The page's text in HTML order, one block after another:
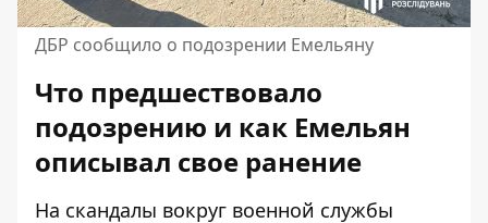
ДБР сообщило о подозрении Емельяну
Что предшествовало
подозрению и как Емельян
описывал свое ранение
На скандалы вокруг военной службы